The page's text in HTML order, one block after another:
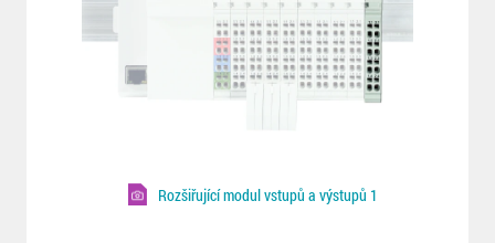
Rozšiřující modul vstupů a výstupů 1